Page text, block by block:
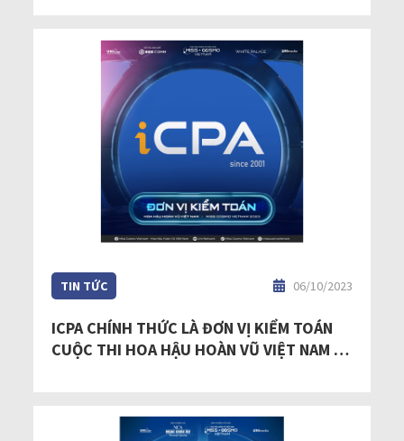
TIN TỨC 06/10/2023
ICPA CHÍNH THỨC LÀ ĐƠN VỊ KIỂM TOÁN
CUỘC THI HOA HẬU HOÀN VŨ VIỆT NAM -